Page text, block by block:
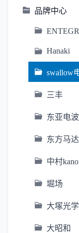
品牌中心
Hanaki
swallow
三丰
东亚电波
东方马达
中村
堀场
大塚光学
大昭和